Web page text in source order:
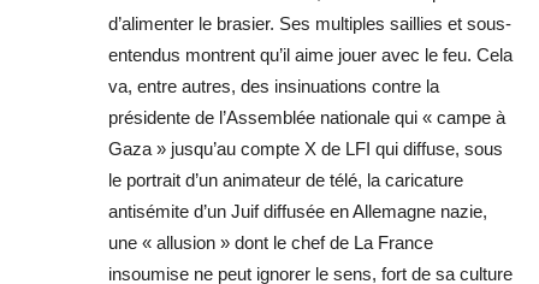
d’alimenter le brasier. Ses multiples saillies et sous-
entendus montrent qu’il aime jouer avec le feu. Cela
va, entre autres, des insinuations contre la
présidente de l’Assemblée nationale qui « campe à
Gaza » jusqu’au compte X de LFI qui diffuse, sous
le portrait d’un animateur de télé, la caricature
antisémite d’un Juif diffusée en Allemagne nazie,
une « allusion » dont le chef de La France
insoumise ne peut ignorer le sens, fort de sa culture